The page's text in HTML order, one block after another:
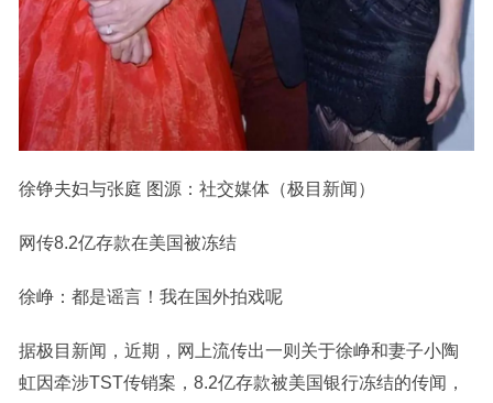
徐铮夫妇与张庭 图源：社交媒体（极目新闻）
网传8.2亿存款在美国被冻结
徐峥：都是谣言！我在国外拍戏呢
据极目新闻，近期，网上流传出一则关于徐峥和妻子小陶
虹因牵涉TST传销案，8.2亿存款被美国银行冻结的传闻，